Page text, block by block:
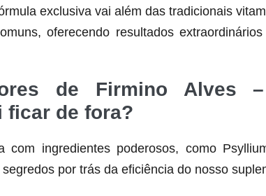
exclusiva vai além das tradicionais
oferecendo resultados
de Firmino Alves
ficar de fora?
com ingredientes poderosos, como
por trás da eficiência do nosso